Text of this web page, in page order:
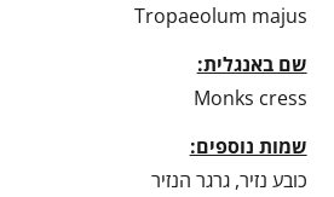
Tropaeolum majus
שם באנגלית:
Monks cress
שמות נוספים:
כובע נזיר, גרגר הנזיר